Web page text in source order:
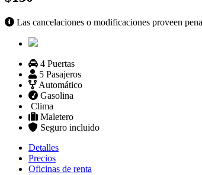
Las cancelaciones o modificaciones proveen
4 Puertas
5 Pasajeros
Automático
Gasolina
Clima
Maletero
Seguro incluido
Detalles
Precios
Oficinas de renta